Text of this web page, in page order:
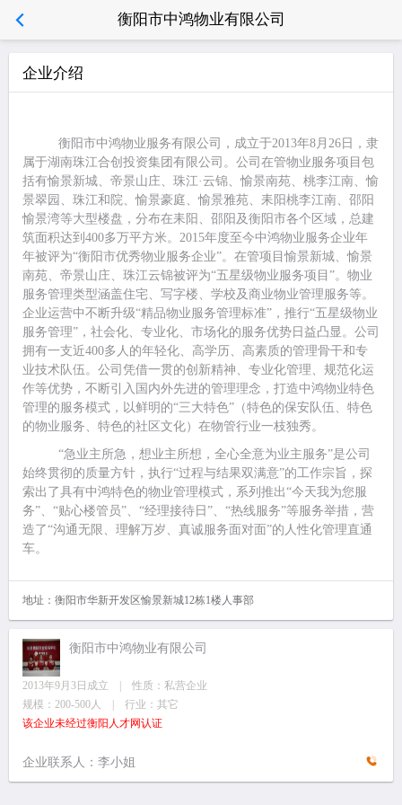
衡阳市中鸿物业有限公司
企业介绍
衡阳市中鸿物业服务有限公司，成立于2013年8月26日， 隶
属于湖南珠江合创投资集团有限公司。 公司在管物业服务项目包
括有愉景新城、 帝景山庄、珠江·云锦、愉景南苑、桃李江南、愉
景翠园、珠江和院、愉景豪庭、愉景雅苑、耒阳桃李江南、邵阳
愉景湾等大型楼盘，分布在耒阳、邵阳及衡阳市各个区域，总建
筑面积达到400多万平方米。 2015年度至今中鸿物业服务企业年
年被评为“衡阳市优秀物业服务企业”。在管项目愉景新城、愉景
南苑、帝景山庄、珠江云锦被评为“五星级物业服务项目”。 物业
服务管理类型涵盖住宅、 写字楼、学校及商业物业管理服务等。
企业运营中不断升级“精品物业服务管理标准”，推行“五星级物业
服务管理”，社会化、专业化、市场化的服务优势日益凸显。 公司
拥有一支近400多人的年轻化、高学历、高素质的管理骨干和专
业技术队伍。公司凭借一贯的创新精神、专业化管理、规范化运
作等优势，不断引入国内外先进的管理理念，打造中鸿物业特色
管理的服务模式，以鲜明的“三大特色”（特色的保安队伍、特色
的物业服务、特色的社区文化）在物管行业一枝独秀。
“急业主所急，想业主所想，全心全意为业主服务”是公司
始终贯彻的质量方针，执行“过程与结果双满意”的工作宗旨，探
索出了具有中鸿特色的物业管理模式，系列推出“今天我为您服
务”、“贴心楼管员”、“经理接待日”、“热线服务”等服务举措，营
造了“沟通无限、理解万岁、真诚服务面对面”的人性化管理直通
车。
地址：衡阳市华新开发区愉景新城12栋1楼人事部
衡阳市中鸿物业有限公司
2013年9月3日成立 | 性质：私营企业
规模：200-500人 | 行业：其它
该企业未经过衡阳人才网认证
企业联系人：李小姐